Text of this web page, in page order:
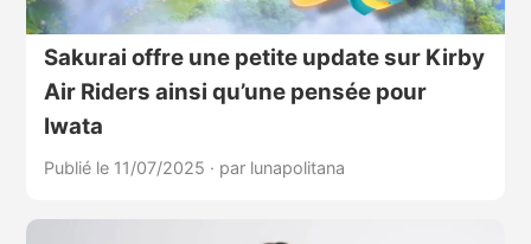
Sakurai offre une petite update sur Kirby
Air Riders ainsi qu’une pensée pour
Iwata
Publié le 11/07/2025 · par lunapolitana